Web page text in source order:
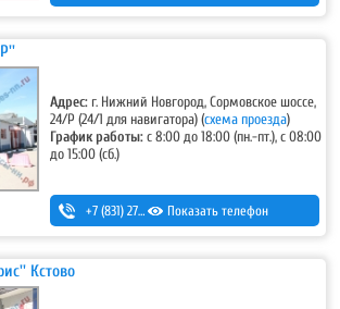
Адрес: г. Нижний Новгород, Сормовское шоссе,
24/Р (24/1 для навигатора)(схема проезда)
График работы:с 8:00 до 18:00 (пн.-пт.), с 08:00
до 15:00 (сб.)
+7 (831) 275-92-22 ,+7 (831) 228-01-08
8-910-396-18-16 (ремонт-изготовление радиаторов и баков)
Показать телефон
Кстово